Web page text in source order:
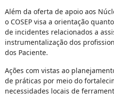
Além da oferta de apoio aos
o COSEP visa a orientação
de incidentes relacionados a
instrumentalização dos
dos Paciente.
Ações com vistas ao
de práticas por meio do
necessidades locais de